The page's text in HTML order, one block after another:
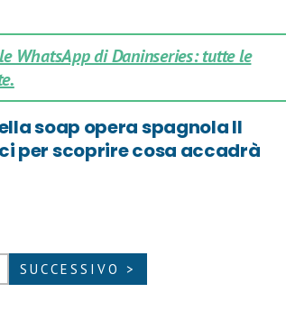
WhatsApp di Daninseries: tutte le
soap opera spagnola Il
per scoprire cosa accadrà
SUCCESSIVO >